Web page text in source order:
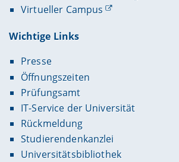
Virtueller Campus
Wichtige Links
Presse
Öffnungszeiten
Prüfungsamt
IT-Service der Universität
Rückmeldung
Studierendenkanzlei
Universitätsbibliothek